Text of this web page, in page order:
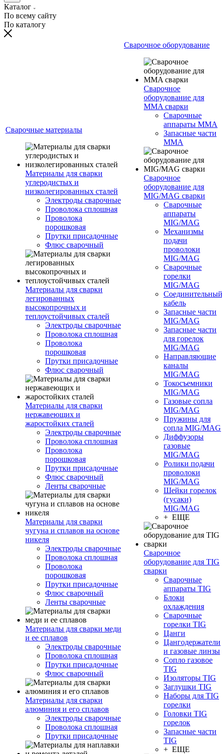
Каталог
По всему сайту
По каталогу
Сварочные материалы
Материалы для сварки
углеродистых и
низколегированных сталей
Электроды сварочные
Проволока сплошная
Проволока
порошковая
Прутки присадочные
Флюс сварочный
Материалы для сварки
легированных
высокопрочных и
теплоустойчивых сталей
Электроды сварочные
Проволока сплошная
Проволока
порошковая
Прутки присадочные
Флюс сварочный
Материалы для сварки
нержавеющих и
жаростойких сталей
Электроды сварочные
Проволока сплошная
Проволока
порошковая
Прутки присадочные
Флюс сварочный
Ленты сварочные
Материалы для сварки
чугуна и сплавов на основе
никеля
Электроды сварочные
Проволока сплошная
Проволока
порошковая
Прутки присадочные
Флюс сварочный
Ленты сварочные
Материалы для сварки меди
и ее сплавов
Электроды сварочные
Проволока сплошная
Прутки присадочные
Флюс сварочный
Материалы для сварки
алюминия и его сплавов
Электроды сварочные
Проволока сплошная
Прутки присадочные
Сварочное оборудование
Сварочное
оборудование для
MMA сварки
Сварочные
аппараты MMA
Запасные части
MMA
Сварочное
оборудование для
MIG/MAG сварки
Сварочные
аппараты
MIG/MAG
Механизмы
подачи
проволоки
MIG/MAG
Сварочные
горелки
MIG/MAG
Соединительный
кабель
Запасные части
MIG/MAG
Запасные части
для горелок
MIG/MAG
Направляющие
каналы
MIG/MAG
Токосъемники
MIG/MAG
Газовые сопла
MIG/MAG
Пружины для
сопла MIG/MAG
Диффузоры
газовые
MIG/MAG
Ролики подачи
проволоки
MIG/MAG
Шейки горелок
(гусаки)
MIG/MAG
+ ЕЩЕ
Сварочное
оборудование для TIG
сварки
Сварочные
аппараты TIG
Блоки
охлаждения
Сварочные
горелки TIG
Цанги
Цангодержатели
и газовые линзы
Сопло газовое
TIG
Изоляторы TIG
Заглушки TIG
Наборы для TIG
горелки
Головки TIG
горелок
Запасные части
TIG
+ ЕЩЕ